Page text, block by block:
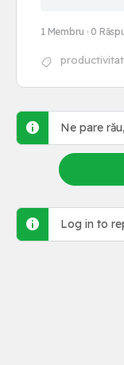
1 Membru · 0
Ne pare
Log in to